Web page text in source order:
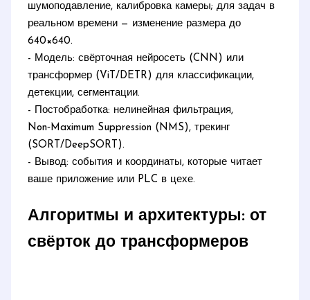
шумоподавление, калибровка камеры; для задач в
реальном времени — изменение размера до
640×640.
- Модель: свёрточная нейросеть (CNN) или
трансформер (ViT/DETR) для классификации,
детекции, сегментации.
- Постобработка: нелинейная фильтрация,
Non‑Maximum Suppression (NMS), трекинг
(SORT/DeepSORT).
- Вывод: события и координаты, которые читает
ваше приложение или PLC в цехе.
Алгоритмы и архитектуры: от
свёрток до трансформеров